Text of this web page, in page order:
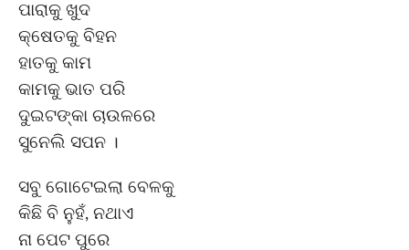
ପାରାକୁ ଖୁଦ
କ୍ଷେତକୁ ବିହନ
ହାତକୁ କାମ
କାମକୁ ଭାତ ପରି
ଦୁଇଟଙ୍କା ଚାଉଳରେ
ସୁନେଲି ସପନ ।
ସବୁ ଗୋଟେଇଲା ବେଳକୁ
କିଛି ବି ନୁହଁ, ନଥାଏ
ନା ପେଟ ପୁରେ